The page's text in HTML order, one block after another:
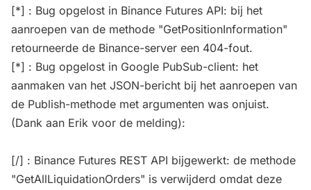
[*] : Bug opgelost in Binance Futures API: bij het
aanroepen van de methode "GetPositionInformation"
retourneerde de Binance-server een 404-fout.
[*] : Bug opgelost in Google PubSub-client: het
aanmaken van het JSON-bericht bij het aanroepen van
de Publish-methode met argumenten was onjuist.
(Dank aan Erik voor de melding):
[/] : Binance Futures REST API bijgewerkt: de methode
"GetAllLiquidationOrders" is verwijderd omdat deze